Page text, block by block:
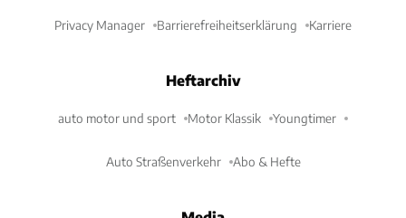
Privacy Manager Barrierefreiheitserklärung Karriere
Heftarchiv
auto motor und sport Motor Klassik Youngtimer
Auto Straßenverkehr Abo & Hefte